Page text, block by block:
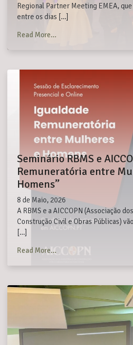
Regional Partner Meeting EMEA,
entre os dias […]
Read More…
Seminário RBMS e
Remuneratória entre
Homens”
8 de Maio, 2026
A RBMS e a AICCOPN (Associação
Construção Civil e Obras Públicas)
[…]
Read More…